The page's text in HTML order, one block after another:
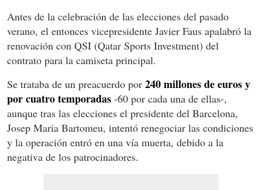
Antes de la celebración de las elecciones del pasado
verano, el entonces vicepresidente Javier Faus apalabró la
renovación con QSI (Qatar Sports Investment) del
contrato para la camiseta principal.
Se trataba de un preacuerdo por 240 millones de euros y
por cuatro temporadas -60 por cada una de ellas-,
aunque tras las elecciones el presidente del Barcelona,
Josep Maria Bartomeu, intentó renegociar las condiciones
y la operación entró en una vía muerta, debido a la
negativa de los patrocinadores.